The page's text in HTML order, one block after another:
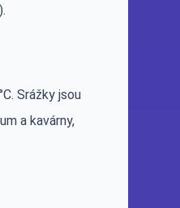
Srážky jsou
a kavárny,